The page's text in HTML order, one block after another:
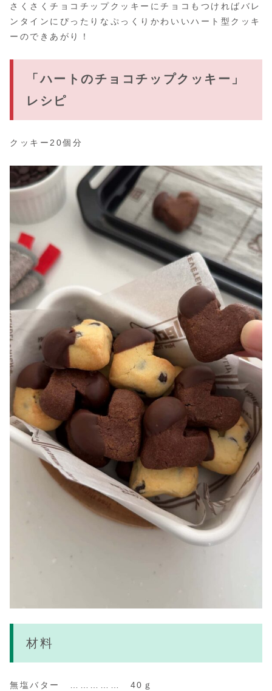
さくさくチョコチップクッキーにチョコもつければバレ
ンタインにぴったりなぷっくりかわいいハート型クッキ
ーのできあがり！
「ハートのチョコチップクッキー」
レシピ
クッキー20個分
材料
無塩バター …………… 40ｇ